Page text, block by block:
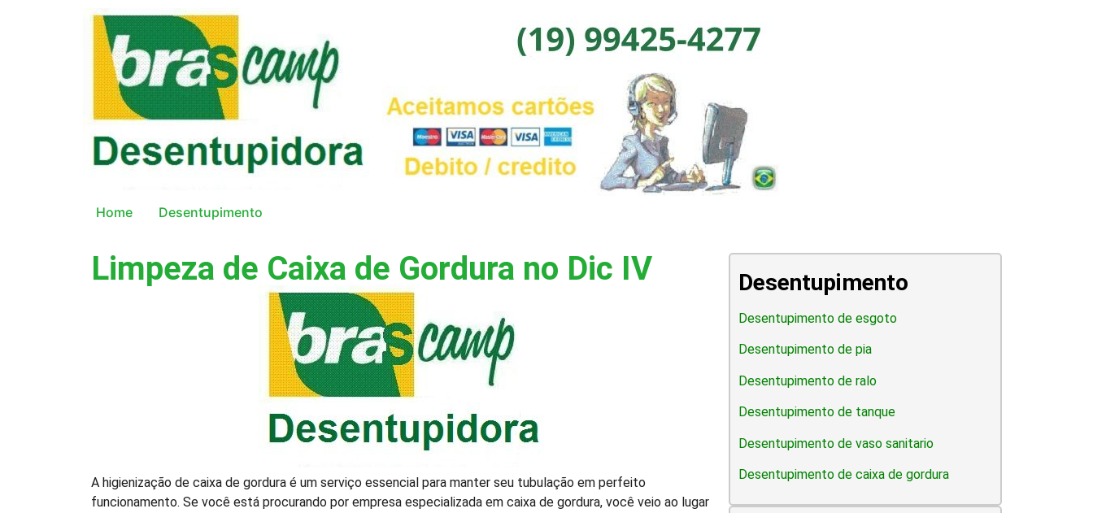
Home Desentupimento
Limpeza de Caixa de Gordura no Dic IV
A higienização de caixa de gordura é um serviço essencial para manter seu tubulação em perfeito
funcionamento. Se você está procurando por empresa especializada em caixa de gordura, você veio ao lugar
Desentupimento
Desentupimento de esgoto
Desentupimento de pia
Desentupimento de ralo
Desentupimento de tanque
Desentupimento de vaso sanitario
Desentupimento de caixa de gordura